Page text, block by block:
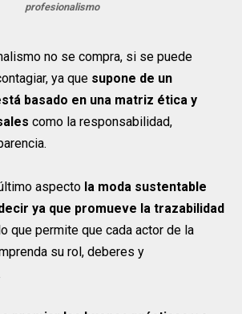
profesionalismo
no se compra, si se puede
ya que supone de un
basado en una matriz ética y
como la responsabilidad,
aspecto la moda sustentable
ya que promueve la trazabilidad
que permite que cada actor de la
su rol, deberes y